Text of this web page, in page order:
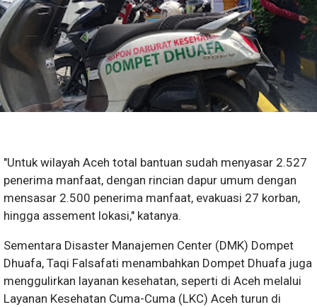
"Untuk wilayah Aceh total bantuan sudah menyasar 2.527
penerima manfaat, dengan rincian dapur umum dengan
mensasar 2.500 penerima manfaat, evakuasi 27 korban,
hingga assement lokasi," katanya.
Sementara Disaster Manajemen Center (DMK) Dompet
Dhuafa, Taqi Falsafati menambahkan Dompet Dhuafa juga
menggulirkan layanan kesehatan, seperti di Aceh melalui
Layanan Kesehatan Cuma-Cuma (LKC) Aceh turun di